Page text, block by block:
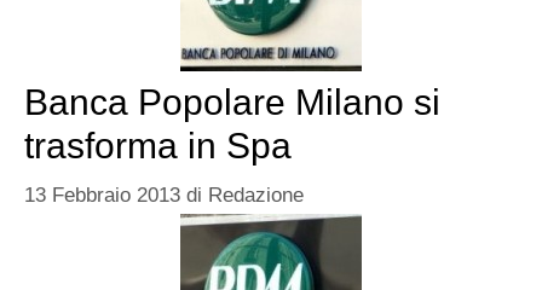
Banca Popolare Milano si
trasforma in Spa
13 Febbraio 2013 di Redazione